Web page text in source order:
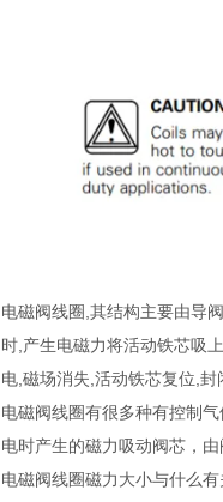
电磁阀线圈,其结构主要由导
时,产生电磁力将活动铁芯吸
电,磁场消失,活动铁芯复位,封
电磁阀线圈有很多种有控制
电时产生的磁力吸动阀芯，
电磁阀线圈磁力大小与什么有